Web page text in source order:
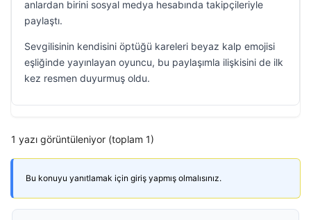
anlardan birini sosyal medya hesabında takipçileriyle
paylaştı.
Sevgilisinin kendisini öptüğü kareleri beyaz kalp emojisi
eşliğinde yayınlayan oyuncu, bu paylaşımla ilişkisini de ilk
kez resmen duyurmuş oldu.
1 yazı görüntüleniyor (toplam 1)
Bu konuyu yanıtlamak için giriş yapmış olmalısınız.